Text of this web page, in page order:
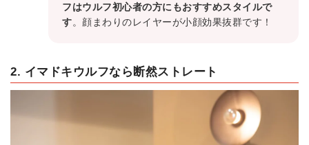
フはウルフ初心者の方にもおすすめスタイルで
す。顔まわりのレイヤーが小顔効果抜群です！
2. イマドキウルフなら断然ストレート